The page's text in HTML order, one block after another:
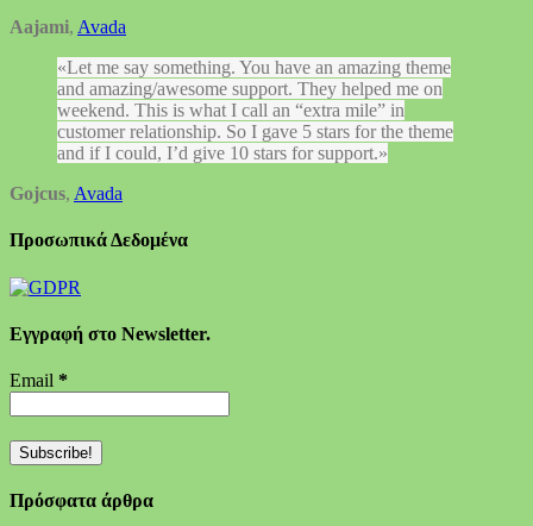
Aajami, Avada
Let me say something. You have an amazing theme
and amazing/awesome support. They helped me on
weekend. This is what I call an “extra mile” in
customer relationship. So I gave 5 stars for the theme
and if I could, I’d give 10 stars for support.
Gojcus, Avada
Προσωπικά Δεδομένα
Εγγραφή στο Newsletter.
Email *
Πρόσφατα άρθρα